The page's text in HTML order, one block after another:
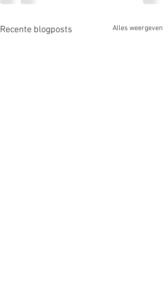
Recente blogposts Alles weergeven